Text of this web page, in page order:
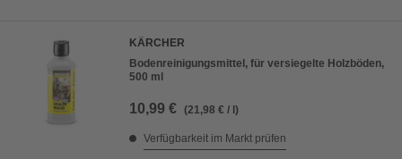
KÄRCHER
Bodenreinigungsmittel, für versiegelte Holzböden,
500 ml
10,99 € (21,98 € / l)
Verfügbarkeit im Markt prüfen